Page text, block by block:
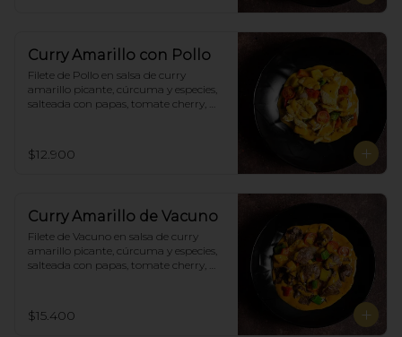
Curry Amarillo con Pollo
Filete de Pollo en salsa de curry
amarillo picante, cúrcuma y especies,
salteada con papas, tomate cherry,
$12.900
Curry Amarillo de Vacuno
Filete de Vacuno en salsa de curry
amarillo picante, cúrcuma y especies,
salteada con papas, tomate cherry,
$15.400